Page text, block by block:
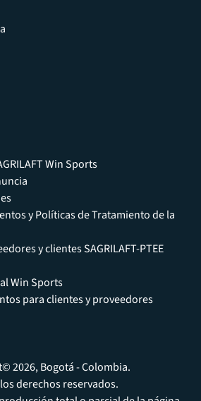
Win Sports
y Políticas de Tratamiento de la
y clientes SAGRILAFT-PTEE
Win Sports
para clientes y proveedores
2026, Bogotá - Colombia.
derechos reservados.